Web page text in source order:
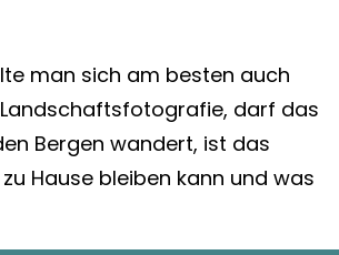
man sich am besten auch
darf das
Bergen wandert, ist das
Hause bleiben kann und was